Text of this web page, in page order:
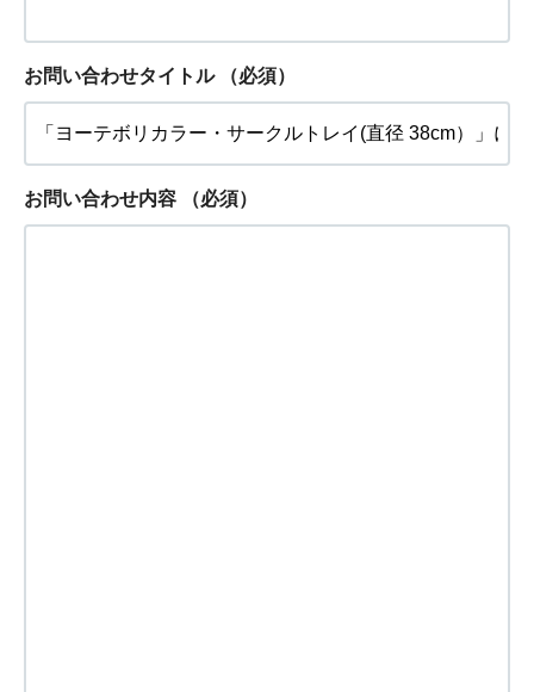
お問い合わせタイトル （必須）
お問い合わせ内容 （必須）